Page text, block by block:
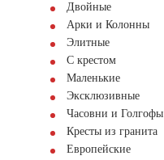
Двойные
Арки и Колонны
Элитные
С крестом
Маленькие
Эксклюзивные
Часовни и Голгофы
Кресты из гранита
Европейские